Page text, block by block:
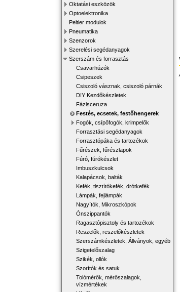
Oktatási eszközök
Optoelektronika
Peltier modulok
Pneumatika
Szenzorok
Szerelési segédanyagok
Szerszám és forrasztás
Csavarhúzók
Csipeszek
Csiszoló vásznak, csiszoló párnák
DIY Kezdőkészletek
Fázisceruza
Festés, ecsetek, festőhengerek
Fogók, csípőfogók, krimpelők
Forrasztási segédanyagok
Forrasztópáka és tartozékok
Fűrészek, fűrészlapok
Fúró, fúrókészlet
Imbuszkulcsok
Kalapácsok, balták
Kefék, tisztítókefék, drótkefék
Lámpák, fejlámpák
Nagyítók, Mikroszkópok
Ónszippantók
Ragasztópisztoly és tartozékok
Reszelők, reszelőkészletek
Szerszámkészletek, Állványok, egyéb
Szigetelőszalag
Szikék, ollók
Szorítók és satuk
Tolómérők, mérőszalagok,
vízmértékek